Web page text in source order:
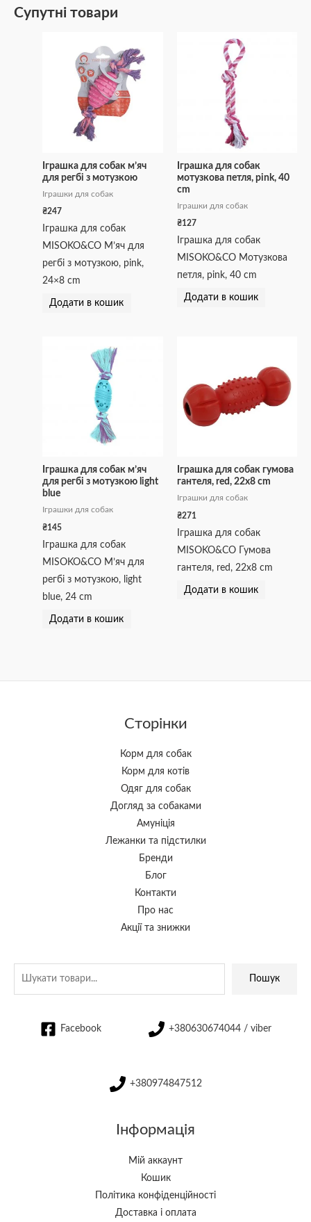
Супутні товари
Іграшка для собак м’яч
для регбі з мотузкою
Іграшки для собак
₴247
Іграшка для собак
MISOKO&CO М’яч для
регбі з мотузкою, pink,
24×8 cm
Додати в кошик
Іграшка для собак
мотузкова петля, pink, 40
cm
Іграшки для собак
₴127
Іграшка для собак
MISOKO&CO Мотузкова
петля, pink, 40 cm
Додати в кошик
Іграшка для собак м’яч
для регбі з мотузкою light
blue
Іграшки для собак
₴145
Іграшка для собак
MISOKO&CO М’яч для
регбі з мотузкою, light
blue, 24 cm
Додати в кошик
Іграшка для собак гумова
гантеля, red, 22х8 cm
Іграшки для собак
₴271
Іграшка для собак
MISOKO&CO Гумова
гантеля, red, 22х8 cm
Додати в кошик
Сторінки
Корм для собак
Корм для котів
Одяг для собак
Догляд за собаками
Амуніція
Лежанки та підстилки
Бренди
Блог
Контакти
Про нас
Акції та знижки
Пошук
Facebook +380630674044 / viber
+380974847512
Інформація
Мій аккаунт
Кошик
Політика конфіденційності
Доставка і оплата